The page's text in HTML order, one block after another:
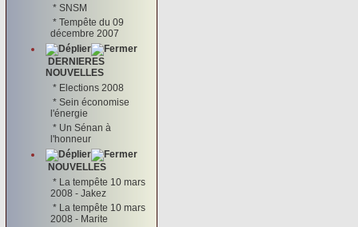
* SNSM
* Tempête du 09
décembre 2007
DERNIERES
NOUVELLES
* Elections 2008
* Sein économise
l'énergie
* Un Sénan à
l'honneur
NOUVELLES
* La tempête 10 mars
2008 - Jakez
* La tempête 10 mars
2008 - Marite